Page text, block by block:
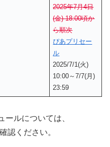
2025年7月4日
(金) 18:00頃か
ら順次
ぴあプリセー
ル
2025/7/1(火)
10:00～7/7(月)
23:59
ールについては、
認ください。